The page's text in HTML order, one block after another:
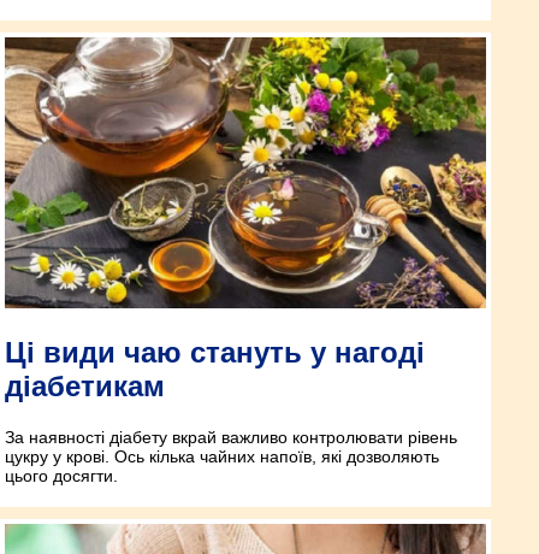
Ці види чаю стануть у нагоді
діабетикам
За наявності діабету вкрай важливо контро­лювати рівень
цукру у крові. Ось кілька чайних напоїв, які дозволяють
цього досягти.